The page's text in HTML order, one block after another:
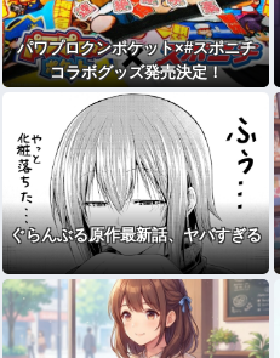
パワプロクンポケット×#スポニチ
コラボグッズ発売決定！
ぐらんぶる原作最新話、ヤバすぎる